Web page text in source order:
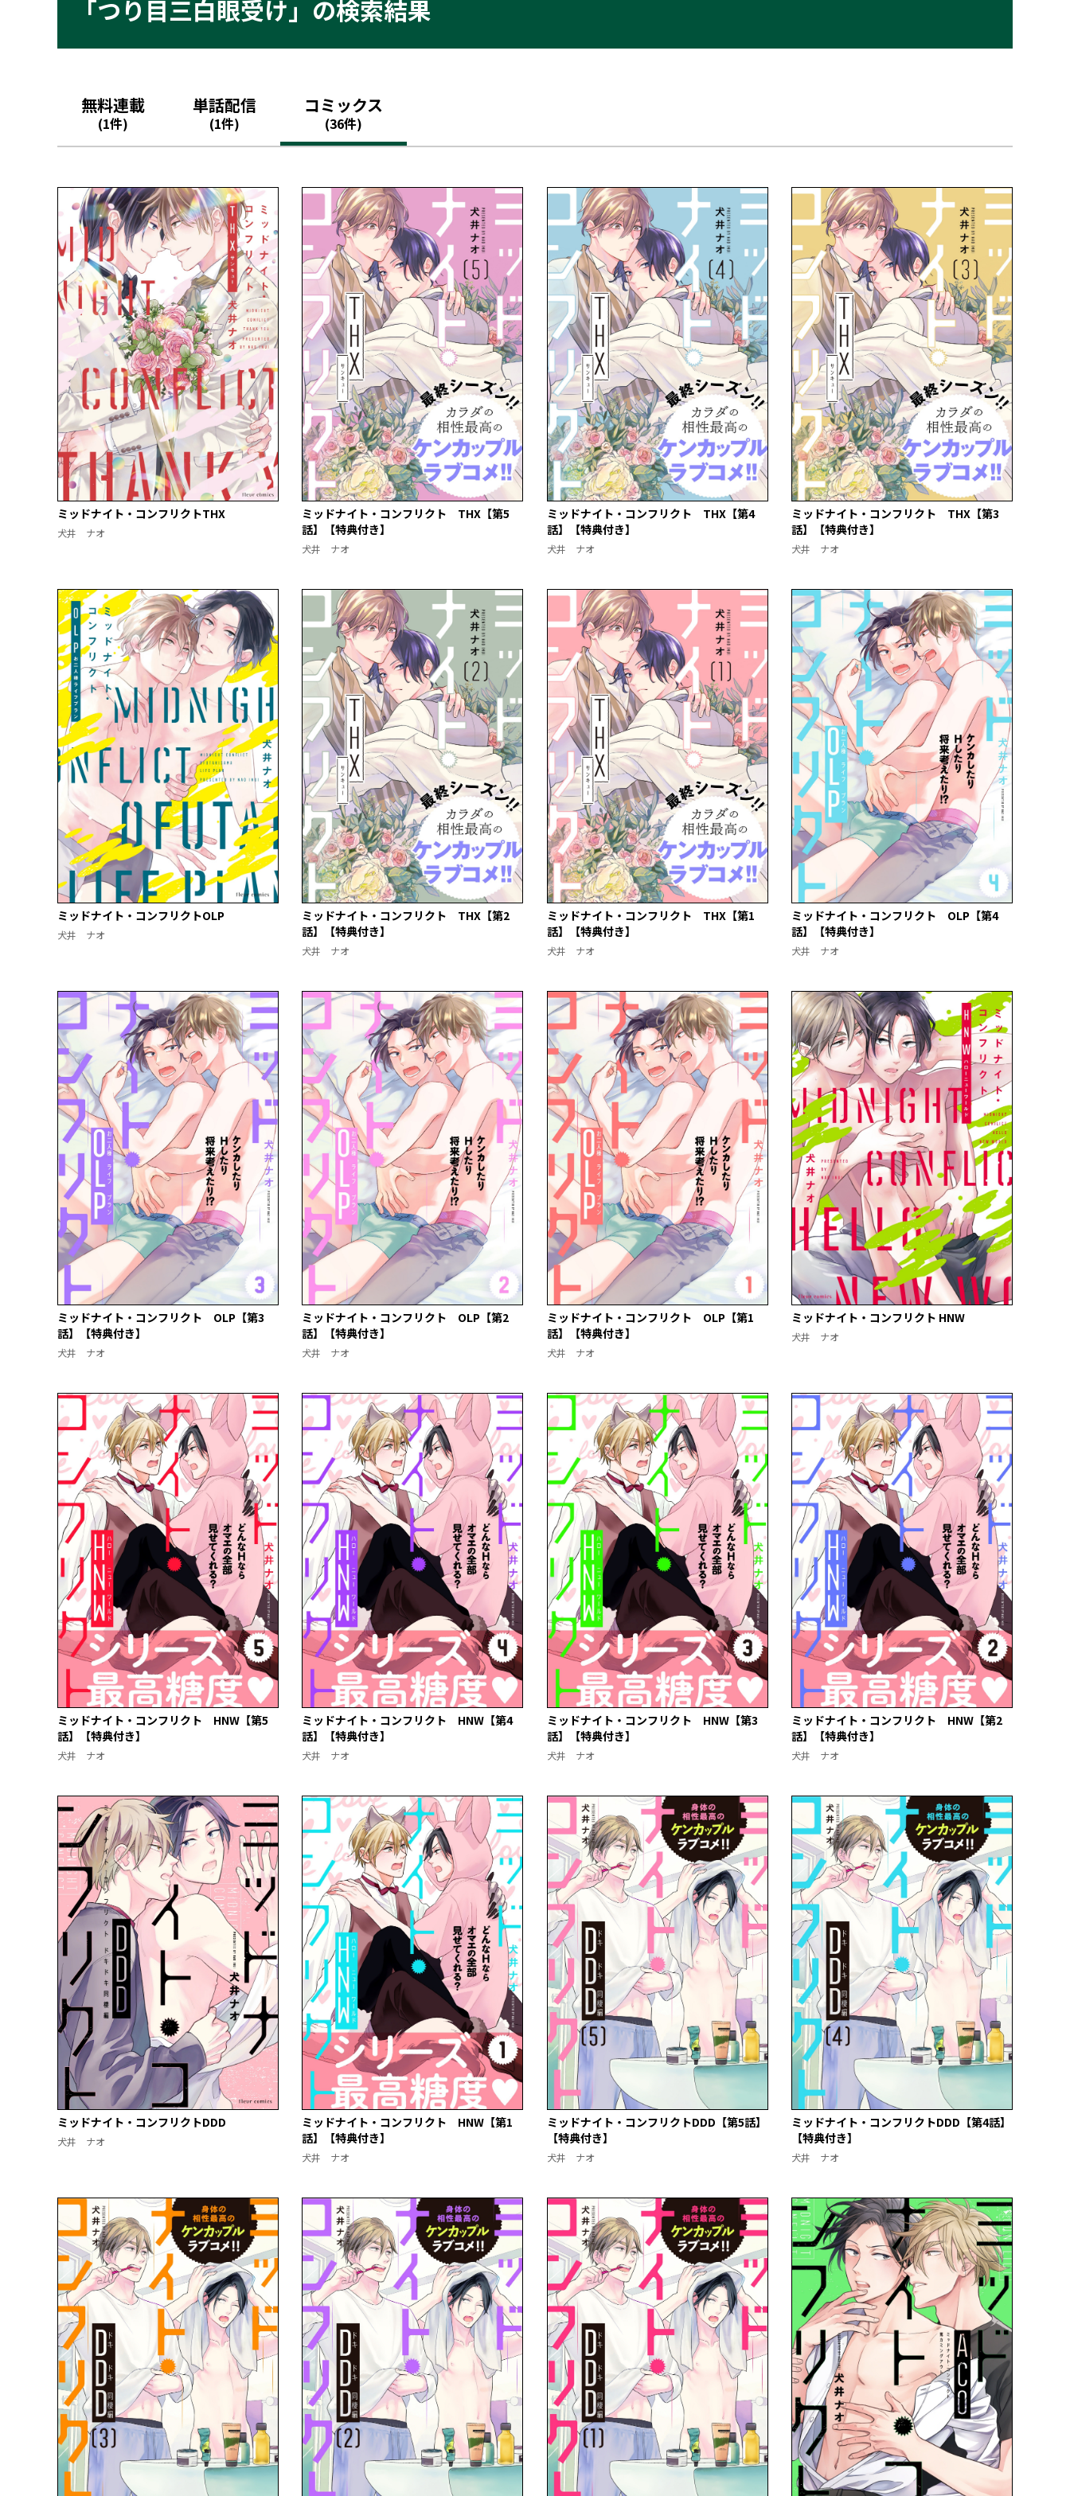
「つり目三白眼受け」の検索結果
無料連載
(1件)
単話配信
(1件)
コミックス
(36件)
ミッドナイト・コンフリクトTHX
犬井 ナオ
ミッドナイト・コンフリクト THX【第5
話】【特典付き】
犬井 ナオ
ミッドナイト・コンフリクト THX【第4
話】【特典付き】
犬井 ナオ
ミッドナイト・コンフリクト THX【第3
話】【特典付き】
犬井 ナオ
ミッドナイト・コンフリクトOLP
犬井 ナオ
ミッドナイト・コンフリクト THX【第2
話】【特典付き】
犬井 ナオ
ミッドナイト・コンフリクト THX【第1
話】【特典付き】
犬井 ナオ
ミッドナイト・コンフリクト OLP【第4
話】【特典付き】
犬井 ナオ
ミッドナイト・コンフリクト OLP【第3
話】【特典付き】
犬井 ナオ
ミッドナイト・コンフリクト OLP【第2
話】【特典付き】
犬井 ナオ
ミッドナイト・コンフリクト OLP【第1
話】【特典付き】
犬井 ナオ
ミッドナイト・コンフリクト HNW
犬井 ナオ
ミッドナイト・コンフリクト HNW【第5
話】【特典付き】
犬井 ナオ
ミッドナイト・コンフリクト HNW【第4
話】【特典付き】
犬井 ナオ
ミッドナイト・コンフリクト HNW【第3
話】【特典付き】
犬井 ナオ
ミッドナイト・コンフリクト HNW【第2
話】【特典付き】
犬井 ナオ
ミッドナイト・コンフリクトDDD
犬井 ナオ
ミッドナイト・コンフリクト HNW【第1
話】【特典付き】
犬井 ナオ
ミッドナイト・コンフリクトDDD【第5話】
【特典付き】
犬井 ナオ
ミッドナイト・コンフリクトDDD【第4話】
【特典付き】
犬井 ナオ